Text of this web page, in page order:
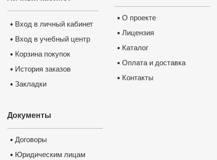
• О проекте
• Лицензия
• Каталог
• Оплата и доставка
• Контакты
• Вход в личный кабинет
• Вход в учебный центр
• Корзина покупок
• История заказов
• Закладки
Документы
• Договоры
• Юридическим лицам